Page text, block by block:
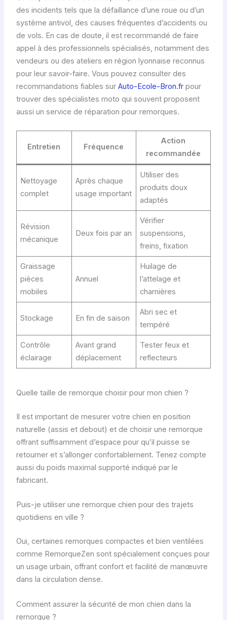
des incidents tels que la défaillance d’une roue ou d’un
système antivol, des causes fréquentes d’accidents ou
de vols. En cas de doute, il est recommandé de faire
appel à des professionnels spécialisés, notamment des
vendeurs ou des ateliers en région lyonnaise reconnus
pour leur savoir-faire. Vous pouvez consulter des
recommandations fiables sur Auto-Ecole-Bron.frpour
trouver des spécialistes moto qui souvent proposent
aussi un service de réparation pour remorques.
Entretien Fréquence
Action
recommandée
Nettoyage
complet
Après chaque
usage important
Utiliser des
produits doux
adaptés
Révision
mécanique
Deux fois par an
Vérifier
suspensions,
freins, fixation
Graissage
pièces
mobiles
Annuel
Huilage de
l’attelage et
charnières
Stockage En fin de saison
Abri sec et
tempéré
Contrôle
éclairage
Avant grand
déplacement
Tester feux et
reflecteurs
Quelle taille de remorque choisir pour mon chien ?
Il est important de mesurer votre chien en position
naturelle (assis et debout) et de choisir une remorque
offrant suffisamment d’espace pour qu’il puisse se
retourner et s’allonger confortablement. Tenez compte
aussi du poids maximal supporté indiqué par le
fabricant.
Puis-je utiliser une remorque chien pour des trajets
quotidiens en ville ?
Oui, certaines remorques compactes et bien ventilées
comme RemorqueZen sont spécialement conçues pour
un usage urbain, offrant confort et facilité de manœuvre
dans la circulation dense.
Comment assurer la sécurité de mon chien dans la
remorque ?